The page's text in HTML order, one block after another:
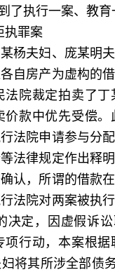
执行一案、教育
罪案
夫妇、庞某明
自房产为虚构的
院裁定拍卖了
款中优先受偿
法院申请参与分
法律规定作出释
认，所谓的借款
法院对两案被执
定，因虚假诉
行动，本案根
将其所涉全部债